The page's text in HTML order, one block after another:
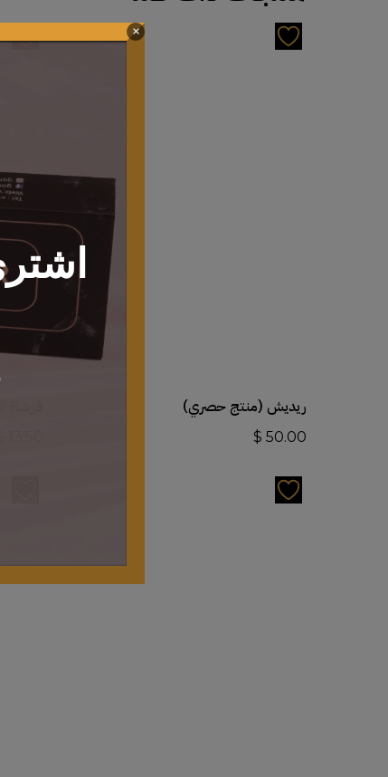
أضف إلى السلةريديش (منتج حصري)
$ 50.00
×